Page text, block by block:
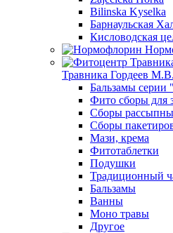
Bilinska Kyselka
Барнаульская
Кисловодская
Травника Гордеев М.В.
Бальзамы
Фито сборы для
Сборы
Сборы
Мази, крема
Фитотаблетки
Подушки
Традиционный
Бальзамы
Ванны
Моно травы
Другое